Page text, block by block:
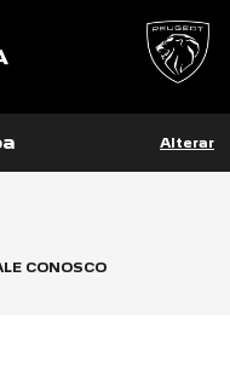
Alterar
CONOSCO